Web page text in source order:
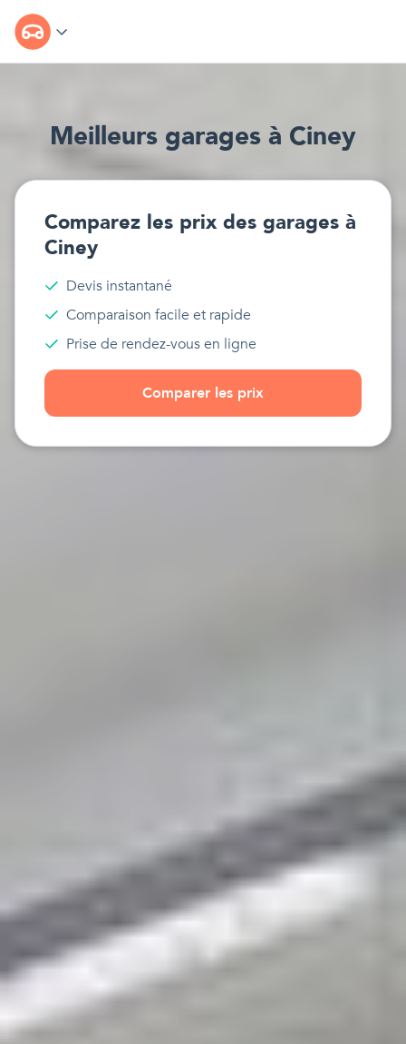
Meilleurs garages à Ciney
Comparez les prix des garages à
Ciney
Devis instantané
Comparaison facile et rapide
Prise de rendez-vous en ligne
Comparer les prix